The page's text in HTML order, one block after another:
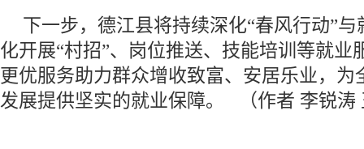
下一步，德江县将持续深化“春风行动”
化开展“村招”、岗位推送、技能培训等就业
更优服务助力群众增收致富、安居乐业，为
发展提供坚实的就业保障。 （作者 李锐涛